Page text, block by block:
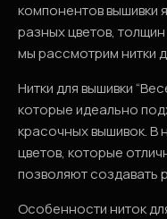
компонентов вышивки
разных цветов,
мы рассмотрим нитки
Нитки для вышивки
которые идеально
красочных вышивок. В
цветов, которые
позволяют создавать
Особенности ниток